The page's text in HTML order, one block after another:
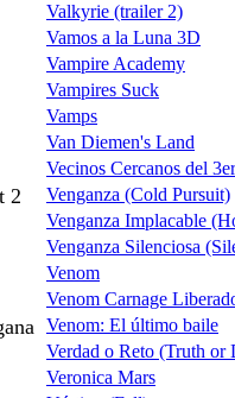
2
Valkyrie (trailer 2)
Vamos a la Luna 3D
Vampire Academy
Vampires Suck
Vamps
Van Diemen's Land
Vecinos Cercanos del
Venganza (Cold Pursuit)
Venganza Implacable
Venganza Silenciosa
Venom
Venom Carnage
Venom: El último baile
Verdad o Reto (Truth or
Veronica Mars